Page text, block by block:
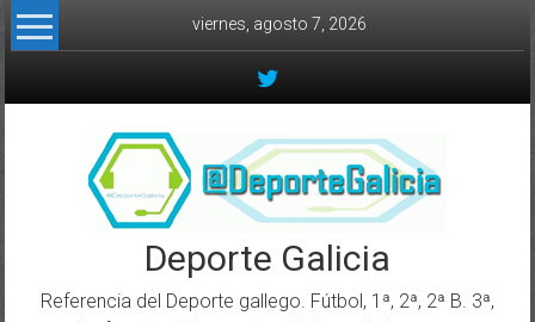
Skip to content
viernes, agosto 7, 2026
Deporte Galicia
Referencia del Deporte gallego. Fútbol, 1ª, 2ª, 2ª B. 3ª,